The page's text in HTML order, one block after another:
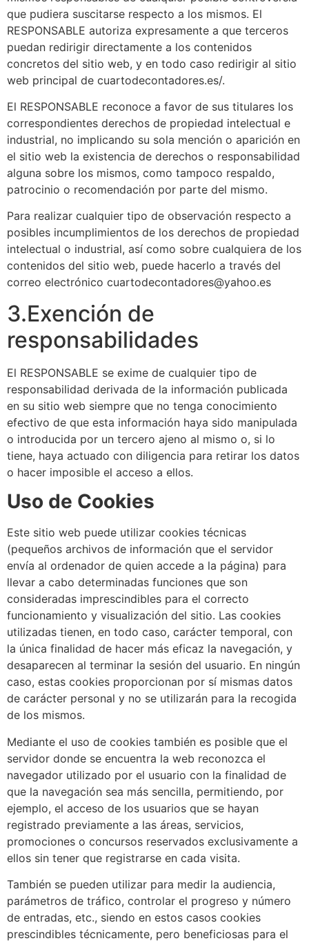
que pudiera suscitarse respecto a los mismos. El
RESPONSABLE autoriza expresamente a que terceros
puedan redirigir directamente a los contenidos
concretos del sitio web, y en todo caso redirigir al sitio
web principal de cuartodecontadores.es/.
El RESPONSABLE reconoce a favor de sus titulares los
correspondientes derechos de propiedad intelectual e
industrial, no implicando su sola mención o aparición en
el sitio web la existencia de derechos o responsabilidad
alguna sobre los mismos, como tampoco respaldo,
patrocinio o recomendación por parte del mismo.
Para realizar cualquier tipo de observación respecto a
posibles incumplimientos de los derechos de propiedad
intelectual o industrial, así como sobre cualquiera de los
contenidos del sitio web, puede hacerlo a través del
correo electrónico cuartodecontadores@yahoo.es
3.Exención de
responsabilidades
El RESPONSABLE se exime de cualquier tipo de
responsabilidad derivada de la información publicada
en su sitio web siempre que no tenga conocimiento
efectivo de que esta información haya sido manipulada
o introducida por un tercero ajeno al mismo o, si lo
tiene, haya actuado con diligencia para retirar los datos
o hacer imposible el acceso a ellos.
Uso de Cookies
Este sitio web puede utilizar cookies técnicas
(pequeños archivos de información que el servidor
envía al ordenador de quien accede a la página) para
llevar a cabo determinadas funciones que son
consideradas imprescindibles para el correcto
funcionamiento y visualización del sitio. Las cookies
utilizadas tienen, en todo caso, carácter temporal, con
la única finalidad de hacer más eficaz la navegación, y
desaparecen al terminar la sesión del usuario. En ningún
caso, estas cookies proporcionan por sí mismas datos
de carácter personal y no se utilizarán para la recogida
de los mismos.
Mediante el uso de cookies también es posible que el
servidor donde se encuentra la web reconozca el
navegador utilizado por el usuario con la finalidad de
que la navegación sea más sencilla, permitiendo, por
ejemplo, el acceso de los usuarios que se hayan
registrado previamente a las áreas, servicios,
promociones o concursos reservados exclusivamente a
ellos sin tener que registrarse en cada visita.
También se pueden utilizar para medir la audiencia,
parámetros de tráfico, controlar el progreso y número
de entradas, etc., siendo en estos casos cookies
prescindibles técnicamente, pero beneficiosas para el